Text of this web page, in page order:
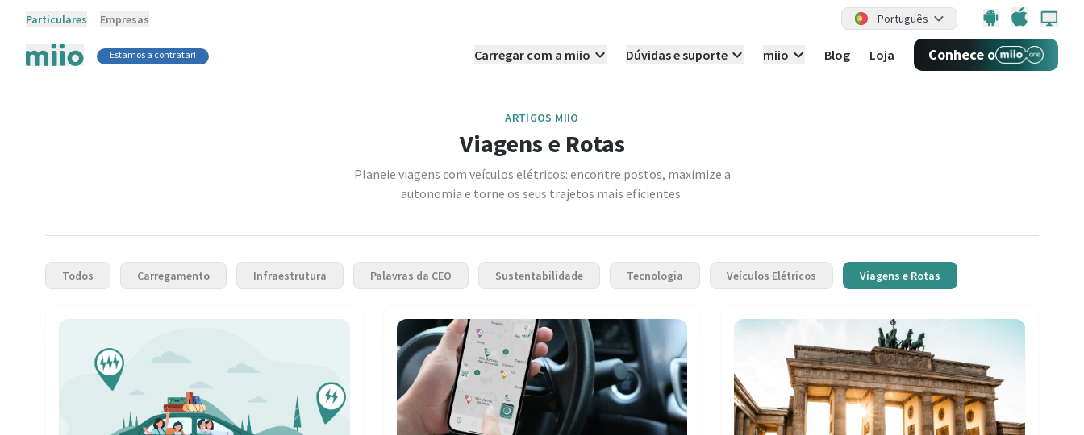
Particulares Empresas Português
Estamos a contratar! Carregar com a miio Dúvidas e suporte miio Blog Loja Conhece o
ARTIGOS MIIO
Viagens e Rotas
Planeie viagens com veículos elétricos: encontre postos, maximize a
autonomia e torne os seus trajetos mais eficientes.
Todos Carregamento Infraestrutura Palavras da CEO Sustentabilidade Tecnologia Veículos Elétricos Viagens e Rotas